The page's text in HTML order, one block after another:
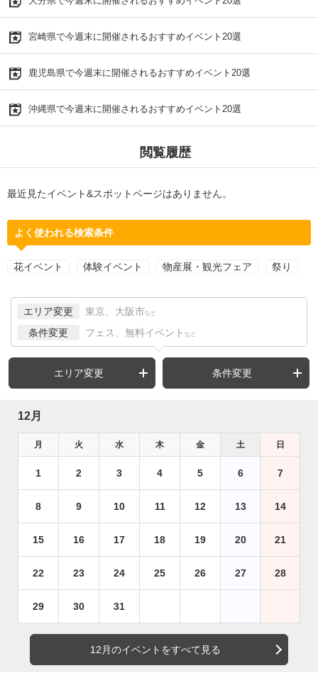
宮崎県で今週末に開催されるおすすめイベント20選
鹿児島県で今週末に開催されるおすすめイベント20選
沖縄県で今週末に開催されるおすすめイベント20選
閲覧履歴
最近見たイベント&スポットページはありません。
よく使われる検索条件
花イベント 体験イベント 物産展・観光フェア 祭り
エリア変更 東京、大阪市 など
条件変更 フェス、無料イベント など
エリア変更 条件変更
12月
月 火 水 木 金 土 日
1 2 3 4 5 6 7
8 9 10 11 12 13 14
15 16 17 18 19 20 21
22 23 24 25 26 27 28
29 30 31
12月のイベントをすべて見る